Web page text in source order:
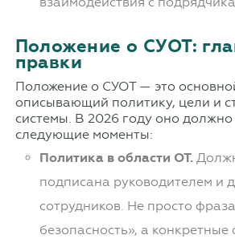
Положение о СУОТ:
правки
Положение о СУОТ — это
описывающий политику, цели и
системы. В 2026 году оно должно
следующие моменты:
Политика в области ОТ.
подписана руководителем и
сотрудников. Не просто
безопасность», а конкретные